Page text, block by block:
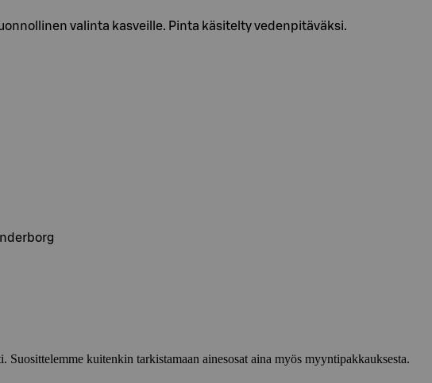
valinta kasveille. Pinta käsitelty vedenpitäväksi.
Suosittelemme kuitenkin tarkistamaan ainesosat aina myös myyntipakkauksesta.